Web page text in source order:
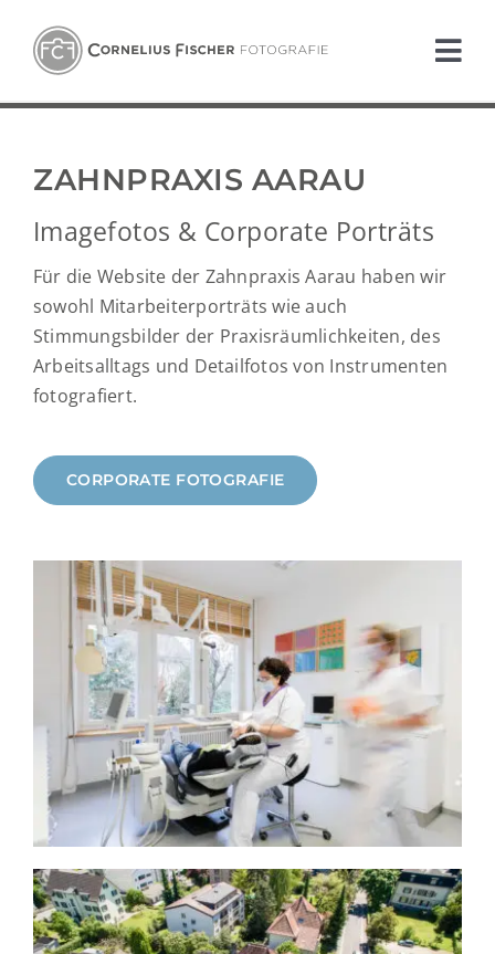
Inhalt
springen
ANGEBOT
ÜBER UNS
BLOG
DRUCKSERVICE
ZAHNPRAXIS AARAU
Imagefotos & Corporate Porträts
Für die Website der Zahnpraxis Aarau haben wir
sowohl Mitarbeiterporträts wie auch
Stimmungsbilder der Praxisräumlichkeiten, des
Arbeitsalltags und Detailfotos von Instrumenten
fotografiert.
CORPORATE FOTOGRAFIE